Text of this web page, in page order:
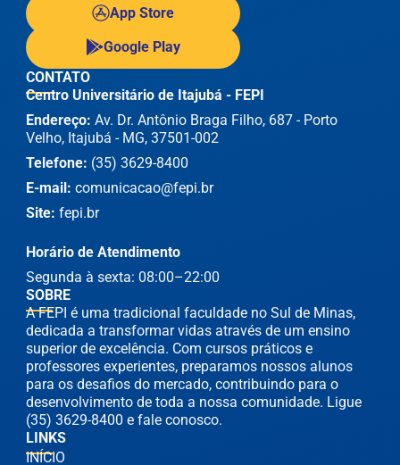
App Store
Google Play
SOBRE
A FEPI é uma tradicional faculdade no Sul de Minas,
dedicada a transformar vidas através de um ensino
superior de excelência. Com cursos práticos e
professores experientes, preparamos nossos alunos
para os desafios do mercado, contribuindo para o
desenvolvimento de toda a nossa comunidade. Ligue
(35) 3629-8400 e fale conosco.
LINKS
INÍCIO
CONTATO
Centro Universitário de Itajubá - FEPI
Endereço: Av. Dr. Antônio Braga Filho, 687 - Porto
Velho, Itajubá - MG, 37501-002
Telefone: (35) 3629-8400
E-mail: comunicacao@fepi.br
Site: fepi.br
Horário de Atendimento
Segunda à sexta: 08:00–22:00